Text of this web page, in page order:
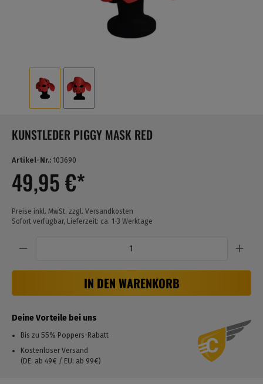
KUNSTLEDER PIGGY MASK RED
Artikel-Nr.: 103690
49,95 €*
Preise inkl. MwSt. zzgl. Versandkosten
Sofort verfügbar, Lieferzeit: ca. 1-3 Werktage
IN DEN WARENKORB
Deine Vorteile bei uns
Bis zu 55% Poppers-Rabatt
Kostenloser Versand
(DE: ab 49€ / EU: ab 99€)